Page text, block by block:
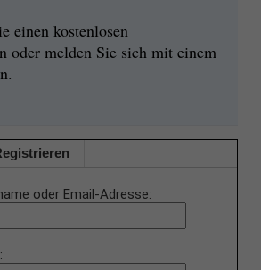
einen kostenlosen
oder melden Sie sich mit einem
oder Email-Adresse